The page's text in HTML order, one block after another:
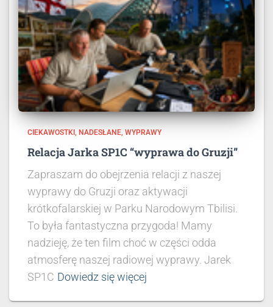
CIEKAWOSTKI NADESŁANE WYPRAWY
Relacja Jarka SP1C “wyprawa do Gruzji”
Zapraszam do obejrzenia relacji z naszej
wyprawy do Gruzji oraz aktywacji
krótkofalarskiej w Parku Narodowym Tbilisi.
To była fantastyczna przygoda! Mamy
nadzieję, że ten film choć w części odda
atmosferę naszej radiowej wyprawy. Jarek
SP1C Dowiedz się więcej